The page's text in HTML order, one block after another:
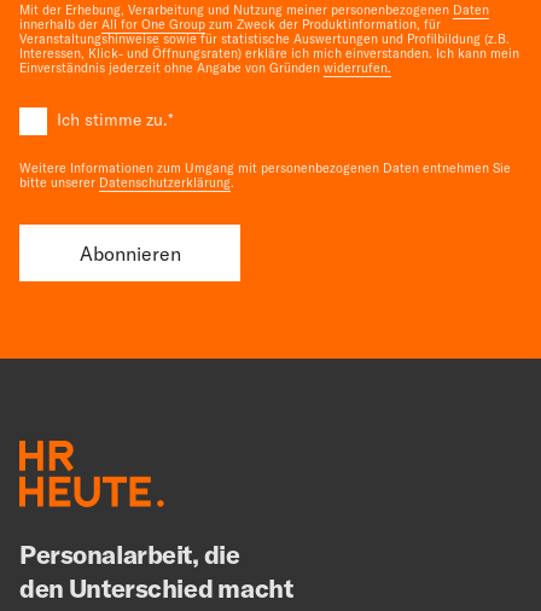
Mit der Erhebung, Verarbeitung und Nutzung meiner personenbezogenen Daten
innerhalb der All for One Group zum Zweck der Produktinformation, für
Veranstaltungshinweise sowie für statistische Auswertungen und Profilbildung (z.B.
Interessen, Klick- und Öffnungsraten) erkläre ich mich einverstanden. Ich kann mein
Einverständnis jederzeit ohne Angabe von Gründen widerrufen.
Ich stimme zu.*
Weitere Informationen zum Umgang mit personenbezogenen Daten entnehmen Sie
bitte unserer Datenschutzerklärung.
Personalarbeit, die
den Unterschied macht